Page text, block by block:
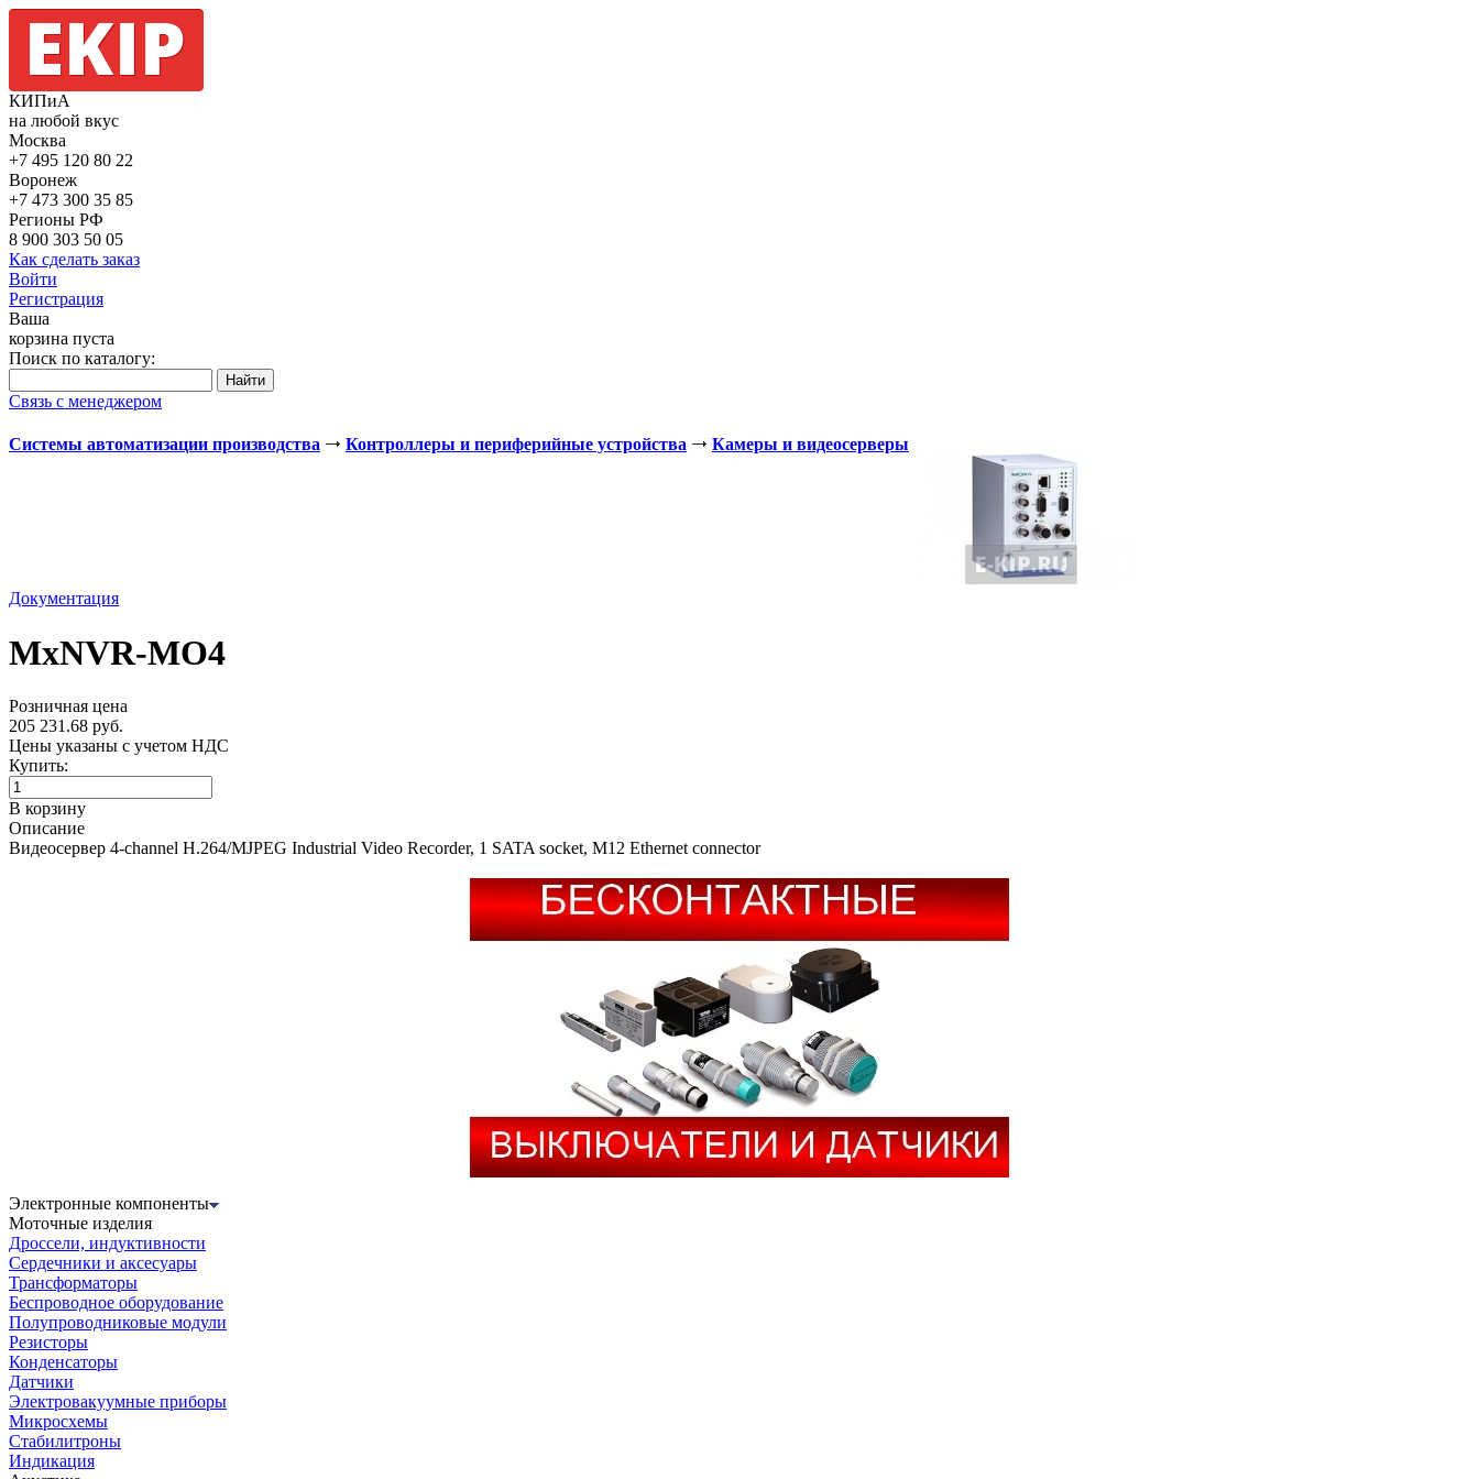
КИПиА
на любой вкус
Москва
+7 495 120 80 22
Воронеж
+7 473 300 35 85
Регионы РФ
8 900 303 50 05
Как сделать заказ
Войти
Регистрация
Ваша
корзина пуста
Поиск по каталогу:
Связь с менеджером
Системы автоматизации производства Контроллеры и периферийные устройства Камеры и видеосерверы
Документация
MxNVR-MO4
Розничная цена
205 231.68 руб.
Цены указаны с учетом НДС
Купить:
В корзину
Описание
Видеосервер 4-channel H.264/MJPEG Industrial Video Recorder, 1 SATA socket, M12 Ethernet connector
Электронные компоненты
Моточные изделия
Дроссели, индуктивности
Сердечники и аксесуары
Трансформаторы
Беспроводное оборудование
Полупроводниковые модули
Резисторы
Конденсаторы
Датчики
Электровакуумные приборы
Микросхемы
Стабилитроны
Индикация